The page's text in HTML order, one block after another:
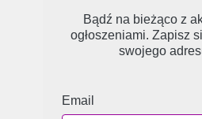
Bądź na bieżąco z
ogłoszeniami. Zapisz
swojego
Email